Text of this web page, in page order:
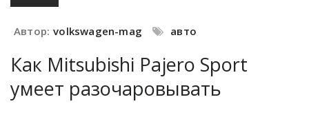
Автор: volkswagen-mag авто
Как Mitsubishi Pajero Sport
умеет разочаровывать